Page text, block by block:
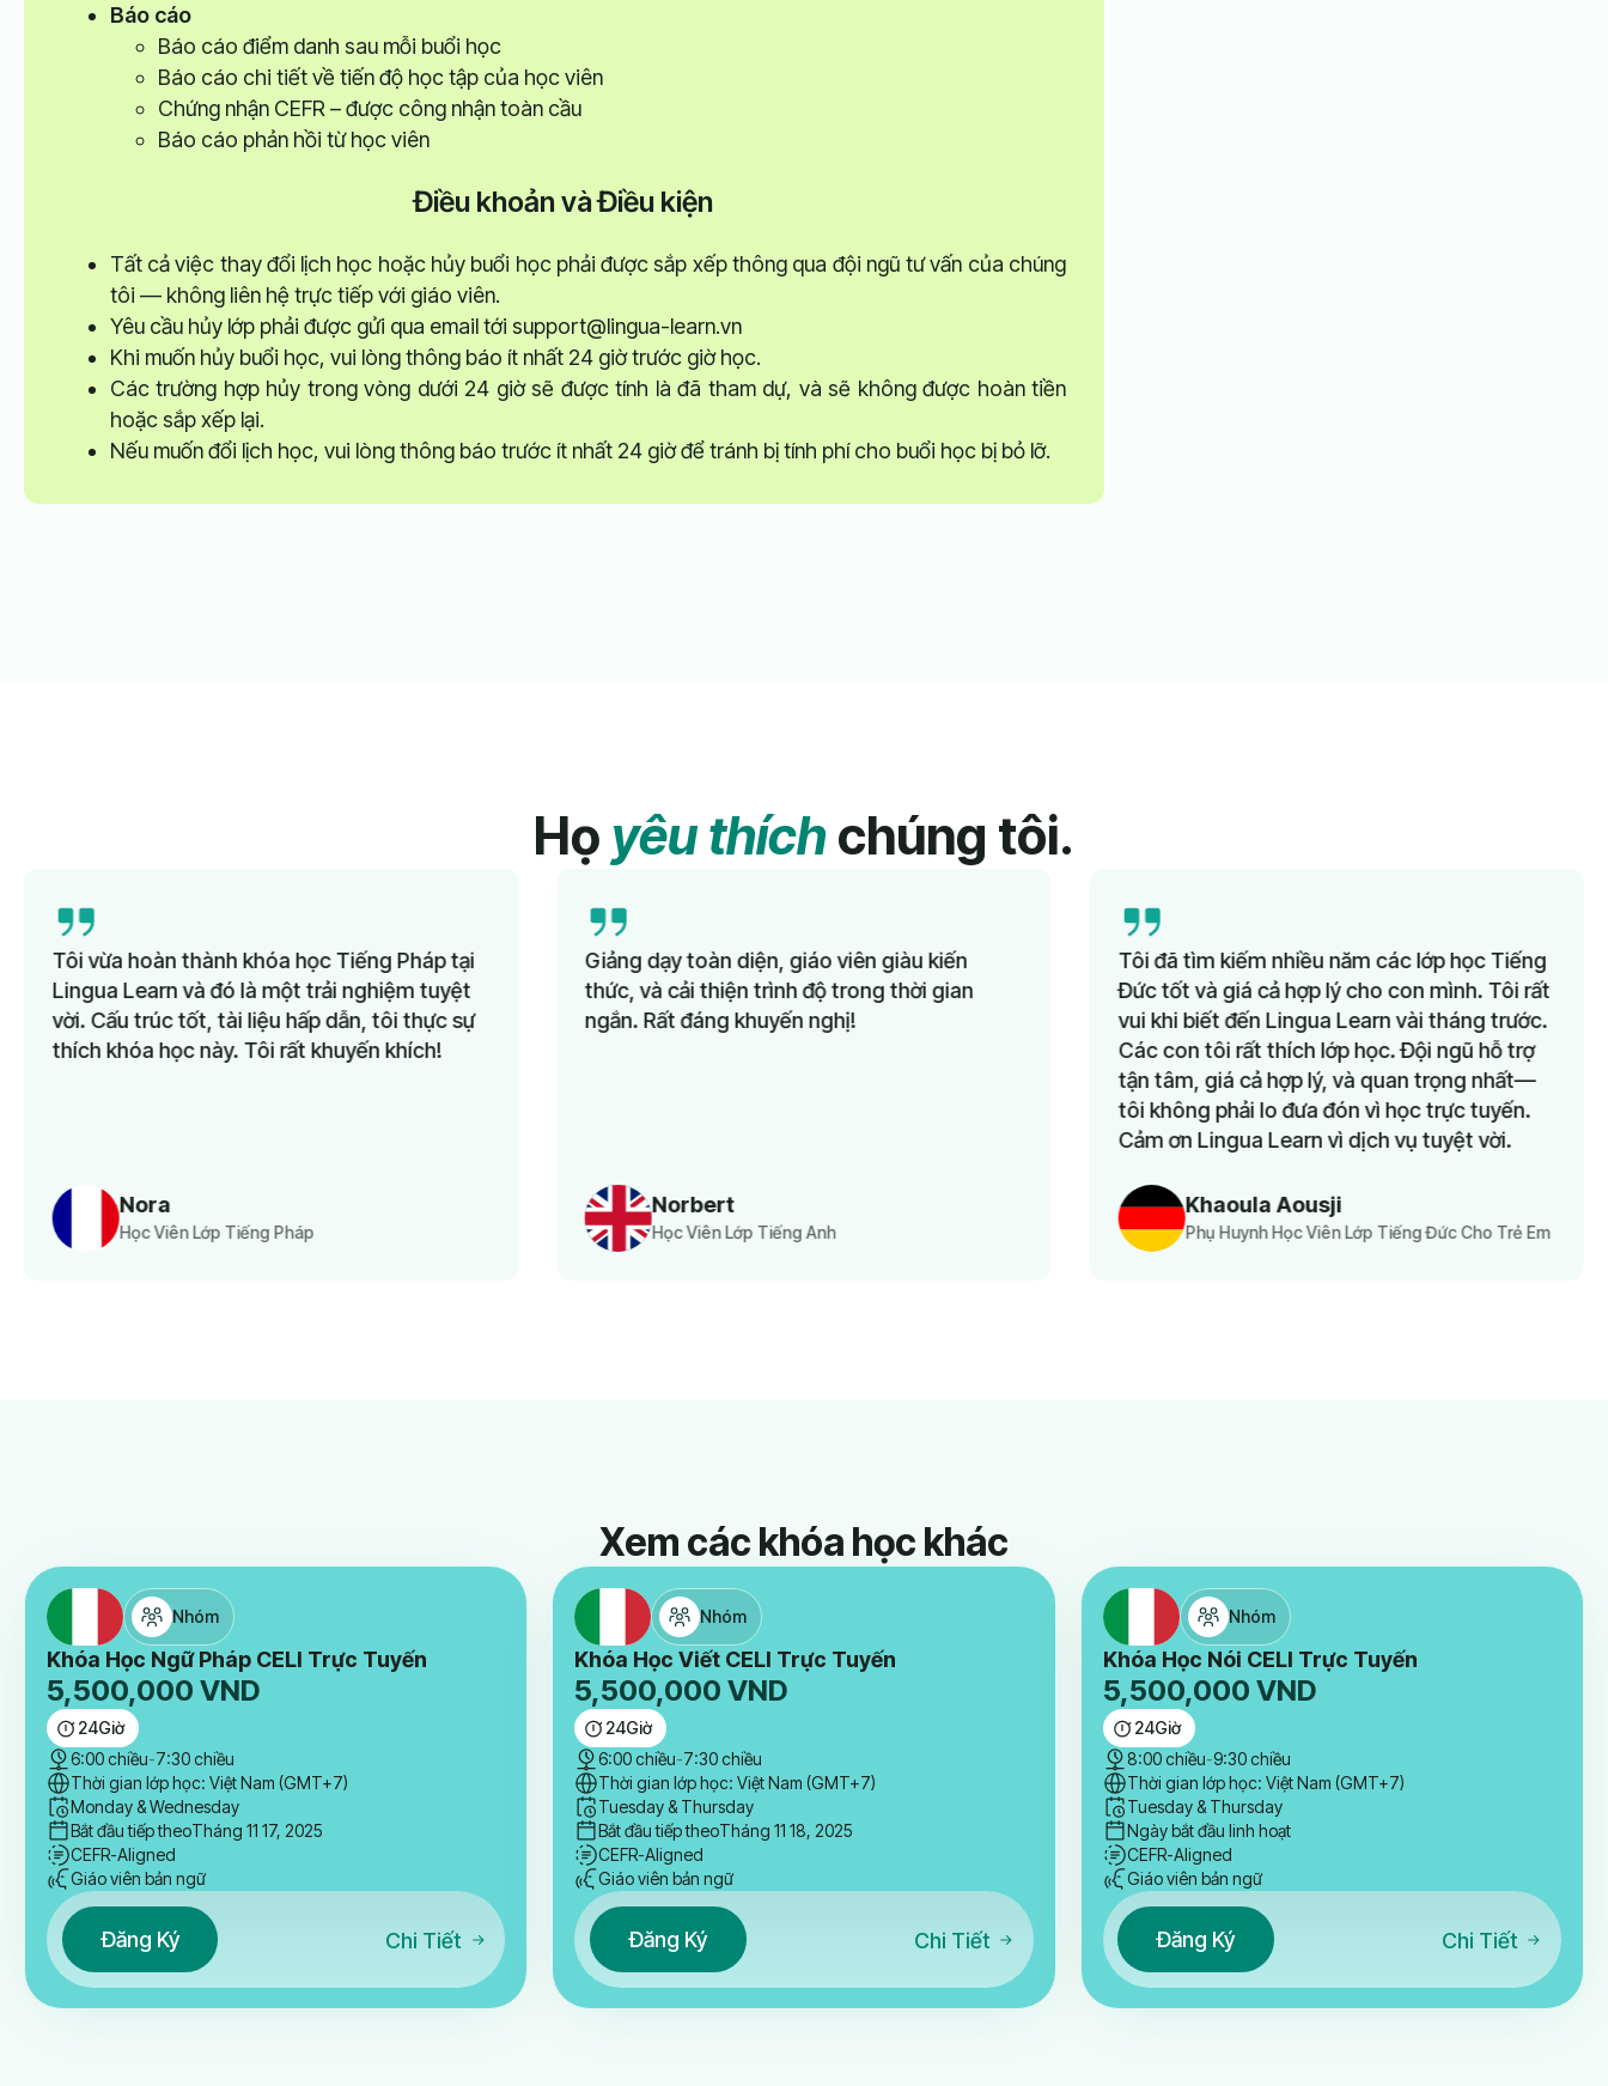
Báo cáo
Báo cáo điểm danh sau mỗi buổi học
Báo cáo chi tiết về tiến độ học tập của học viên
Chứng nhận CEFR – được công nhận toàn cầu
Báo cáo phản hồi từ học viên
Điều khoản và Điều kiện
Tất cả việc thay đổi lịch học hoặc hủy buổi học phải được sắp xếp thông qua đội ngũ tư vấn của chúng
tôi — không liên hệ trực tiếp với giáo viên.
Yêu cầu hủy lớp phải được gửi qua email tới support@lingua-learn.vn
Khi muốn hủy buổi học, vui lòng thông báo ít nhất 24 giờ trước giờ học.
Các trường hợp hủy trong vòng dưới 24 giờ sẽ được tính là đã tham dự, và sẽ không được hoàn tiền
hoặc sắp xếp lại.
Nếu muốn đổi lịch học, vui lòng thông báo trước ít nhất 24 giờ để tránh bị tính phí cho buổi học bị bỏ lỡ.
Họ yêu thíchchúng tôi.
Nora
Học Viên Lớp Tiếng Pháp
hoàn thành khóa học Tiếng Pháp tại
Learn và đó là một trải nghiệm tuyệt
trúc tốt, tài liệu hấp dẫn, tôi thực sự
học này. Tôi rất khuyến khích!
Norbert
Học Viên Lớp Tiếng Anh
Giảng dạy toàn diện, giáo viên giàu kiến
thức, và cải thiện trình độ trong thời gian
ngắn. Rất đáng khuyến nghị!
Khaoula Aousji
Phụ Huynh Học Viên Lớp Tiếng Đức Cho Trẻ Em
Tôi đã tìm kiếm nhiều năm các lớp học Tiếng
Đức tốt và giá cả hợp lý cho con mình. Tôi rất
vui khi biết đến Lingua Learn vài tháng trước.
Các con tôi rất thích lớp học. Đội ngũ hỗ trợ
tận tâm, giá cả hợp lý, và quan trọng nhất—
tôi không phải lo đưa đón vì học trực tuyến.
Cảm ơn Lingua Learn vì dịch vụ tuyệt vời.
Xem các khóa học khác
Nhóm
Khóa Học Ngữ Pháp CELI Trực Tuyến
5,500,000 VND
24Giờ
6:00 chiều-7:30 chiều
Thời gian lớp học: Việt Nam (GMT+7)
Monday & Wednesday
Bắt đầu tiếp theoTháng 11 17, 2025
CEFR-Aligned
Giáo viên bản ngữ
Đăng Ký Chi Tiết
Nhóm
Khóa Học Viết CELI Trực Tuyến
5,500,000VND
24Giờ
6:00 chiều-7:30 chiều
Thời gian lớp học: Việt Nam (GMT+7)
Tuesday & Thursday
Bắt đầu tiếp theoTháng 11 18, 2025
CEFR-Aligned
Giáo viên bản ngữ
Đăng Ký Chi Tiết
Nhóm
Khóa Học Nói CELI Trực Tuyến
5,500,000 VND
24Giờ
8:00 chiều-9:30 chiều
Thời gian lớp học: Việt Nam (GMT+7)
Tuesday & Thursday
Ngày bắt đầu linh hoạt
CEFR-Aligned
Giáo viên bản ngữ
Đăng Ký Chi Tiết